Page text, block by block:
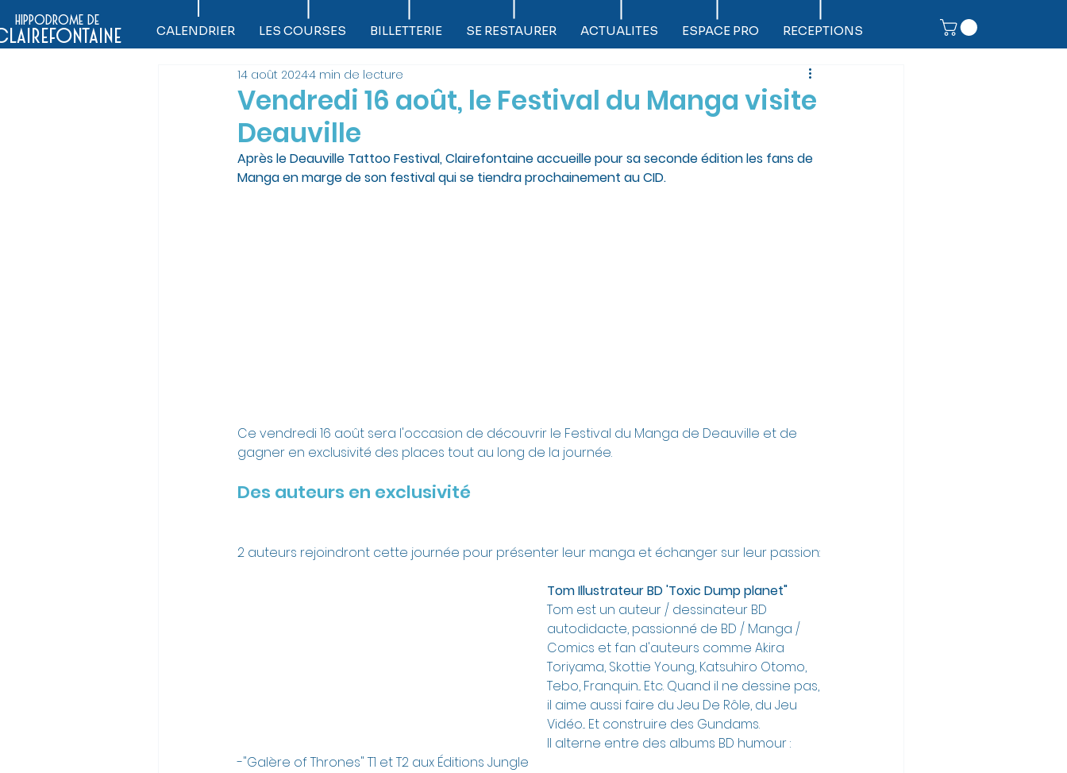
hippodrome de
CALENDRIER LES COURSES BILLETTERIE SE RESTAURER ACTUALITES ESPACE PRO RECEPTIONS
Vendredi 16 août, le Festival du Manga visite
Deauville
14 août 20244 min de lecture
Après le Deauville Tattoo Festival, Clairefontaine accueille pour sa seconde édition les fans de
Manga en marge de son festival qui se tiendra prochainement au CID.
Ce vendredi 16 août sera l'occasion de découvrir le Festival du Manga de Deauville et de
gagner en exclusivité des places tout au long de la journée.
Des auteurs en exclusivité
2 auteurs rejoindront cette journée pour présenter leur manga et échanger sur leur passion:
Tom Illustrateur BD 'Toxic Dump planet"
Tom est un auteur / dessinateur BD
autodidacte, passionné de BD / Manga /
Comics et fan d'auteurs comme Akira
Toriyama, Skottie Young, Katsuhiro Otomo,
Tebo, Franquin... Etc. Quand il ne dessine pas,
il aime aussi faire du Jeu De Rôle, du Jeu
Vidéo... Et construire des Gundams.
Il alterne entre des albums BD humour :
-"Galère of Thrones" T1 et T2 aux Éditions Jungle